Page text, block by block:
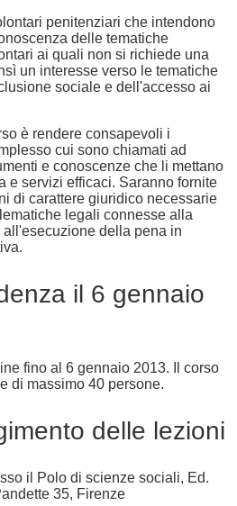
penitenziari che intendono
delle tematiche
ai quali non si richiede una
un interesse verso le tematiche
sociale e dell'accesso ai
è rendere consapevoli i
cui sono chiamati ad
e conoscenze che li mettano
e servizi efficaci. Saranno fornite
di carattere giuridico necessarie
legali connesse alla
della pena in
il 6 gennaio
fino al 6 gennaio 2013. Il corso
di massimo 40 persone.
delle lezioni
il Polo di scienze sociali, Ed.
35, Firenze